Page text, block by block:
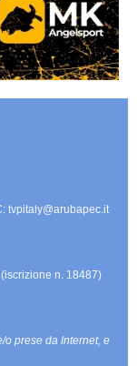
tvpitaly@arubapec.it
n. 18487)
o prese da Internet, e